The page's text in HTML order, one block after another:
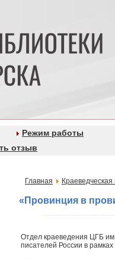
Режим работы
отзыв
Главная Краеведческая
«Провинция в
Отдел краеведения ЦГБ
писателей России в